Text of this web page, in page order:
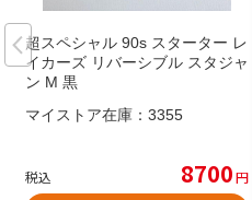
超スペシャル 90s スターター レ
イカーズ リバーシブル スタジャ
ン M 黒
マイストア在庫： 3355
税込 8700円